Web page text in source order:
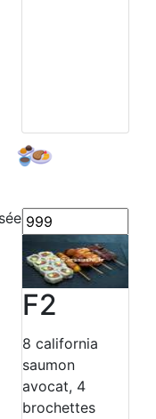
F2
8 california
saumon
avocat, 4
brochettes